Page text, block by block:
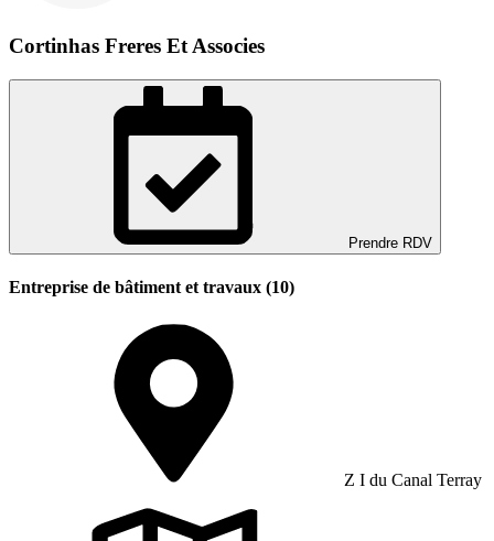
Cortinhas Freres Et Associes
Prendre RDV
Entreprise de bâtiment et travaux (10)
Z I du Canal Terray